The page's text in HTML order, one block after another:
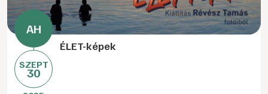
SZEPT
30
ÉLET-képek